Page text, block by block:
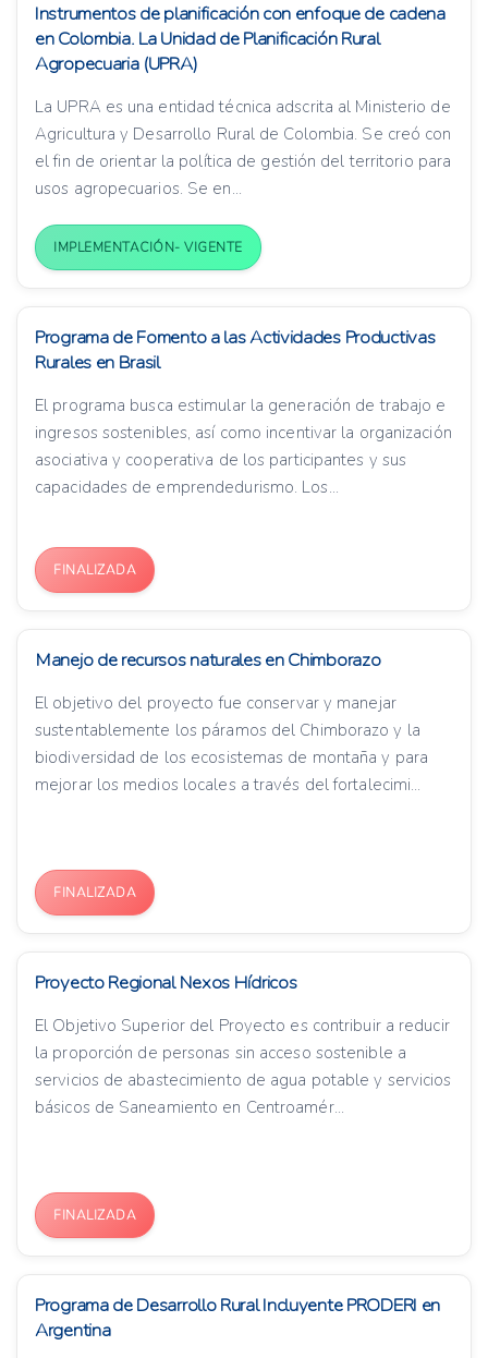
Instrumentos de planificación con enfoque de cadena
en Colombia. La Unidad de Planificación Rural
Agropecuaria (UPRA)
La UPRA es una entidad técnica adscrita al Ministerio de
Agricultura y Desarrollo Rural de Colombia. Se creó con
el fin de orientar la política de gestión del territorio para
usos agropecuarios. Se en...
IMPLEMENTACIÓN- VIGENTE
Programa de Fomento a las Actividades Productivas
Rurales en Brasil
El programa busca estimular la generación de trabajo e
ingresos sostenibles, así como incentivar la organización
asociativa y cooperativa de los participantes y sus
capacidades de emprendedurismo. Los...
FINALIZADA
Manejo de recursos naturales en Chimborazo
El objetivo del proyecto fue conservar y manejar
sustentablemente los páramos del Chimborazo y la
biodiversidad de los ecosistemas de montaña y para
mejorar los medios locales a través del fortalecimi...
FINALIZADA
Proyecto Regional Nexos Hídricos
El Objetivo Superior del Proyecto es contribuir a reducir
la proporción de personas sin acceso sostenible a
servicios de abastecimiento de agua potable y servicios
básicos de Saneamiento en Centroamér...
FINALIZADA
Programa de Desarrollo Rural Incluyente PRODERI en
Argentina